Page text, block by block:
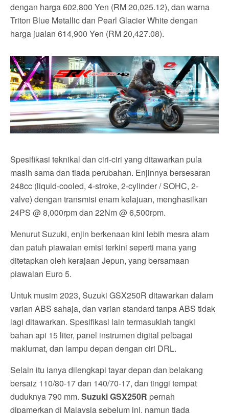
dengan harga 602,800 Yen (RM 20,025.12), dan warna
Triton Blue Metallic dan Pearl Glacier White dengan
harga jualan 614,900 Yen (RM 20,427.08).
Spesifikasi teknikal dan ciri-ciri yang ditawarkan pula
masih sama dan tiada perubahan. Enjinnya bersesaran
248cc (liquid-cooled, 4-stroke, 2-cylinder / SOHC, 2-
valve) dengan transmisi enam kelajuan, menghasilkan
24PS @ 8,000rpm dan 22Nm @ 6,500rpm.
Menurut Suzuki, enjin berkenaan kini lebih mesra alam
dan patuh piawaian emisi terkini seperti mana yang
ditetapkan oleh kerajaan Jepun, yang bersamaan
piawaian Euro 5.
Untuk musim 2023, Suzuki GSX250R ditawarkan dalam
varian ABS sahaja, dan varian standard tanpa ABS tidak
lagi ditawarkan. Spesifikasi lain termasuklah tangki
bahan api 15 liter, panel instrumen digital pelbagai
maklumat, dan lampu depan dengan ciri DRL.
Selain itu ianya dilengkapi tayar depan dan belakang
bersaiz 110/80-17 dan 140/70-17, dan tinggi tempat
duduknya 790 mm. Suzuki GSX250R pernah
dipamerkan di Malaysia sebelum ini, namun tiada